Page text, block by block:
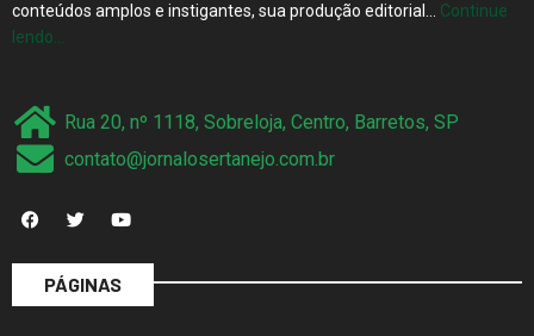
conteúdos amplos e instigantes, sua produção editorial… Continue
lendo…
Rua 20, nº 1118, Sobreloja, Centro, Barretos, SP
contato@jornalosertanejo.com.br
PÁGINAS